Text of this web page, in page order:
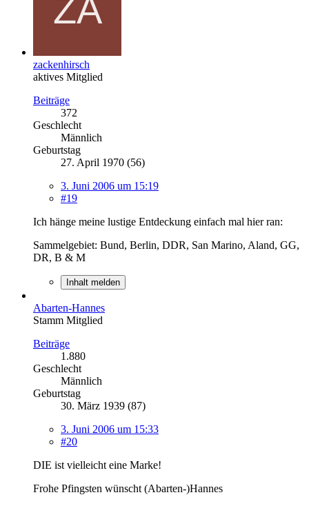
zackenhirsch
aktives Mitglied
Beiträge
372
Geschlecht
Männlich
Geburtstag
27. April 1970 (56)
3. Juni 2006 um 15:19
#19
Ich hänge meine lustige Entdeckung einfach mal hier ran:
Sammelgebiet: Bund, Berlin, DDR, San Marino, Aland, GG,
DR, B & M
Inhalt melden
Abarten-Hannes
Stamm Mitglied
Beiträge
1.880
Geschlecht
Männlich
Geburtstag
30. März 1939 (87)
3. Juni 2006 um 15:33
#20
DIE ist vielleicht eine Marke!
Frohe Pfingsten wünscht (Abarten-)Hannes